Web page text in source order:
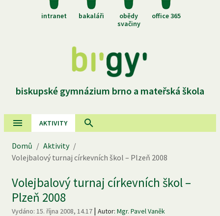
intranet bakaláři
obědy
svačiny
office 365
biskupské gymnázium brno a mateřská škola
AKTIVITY
Domů / Aktivity /
Volejbalový turnaj církevních škol – Plzeň 2008
Volejbalový turnaj církevních škol –
Plzeň 2008
Vydáno: 15. října 2008, 14.17 | Autor: Mgr. Pavel Vaněk